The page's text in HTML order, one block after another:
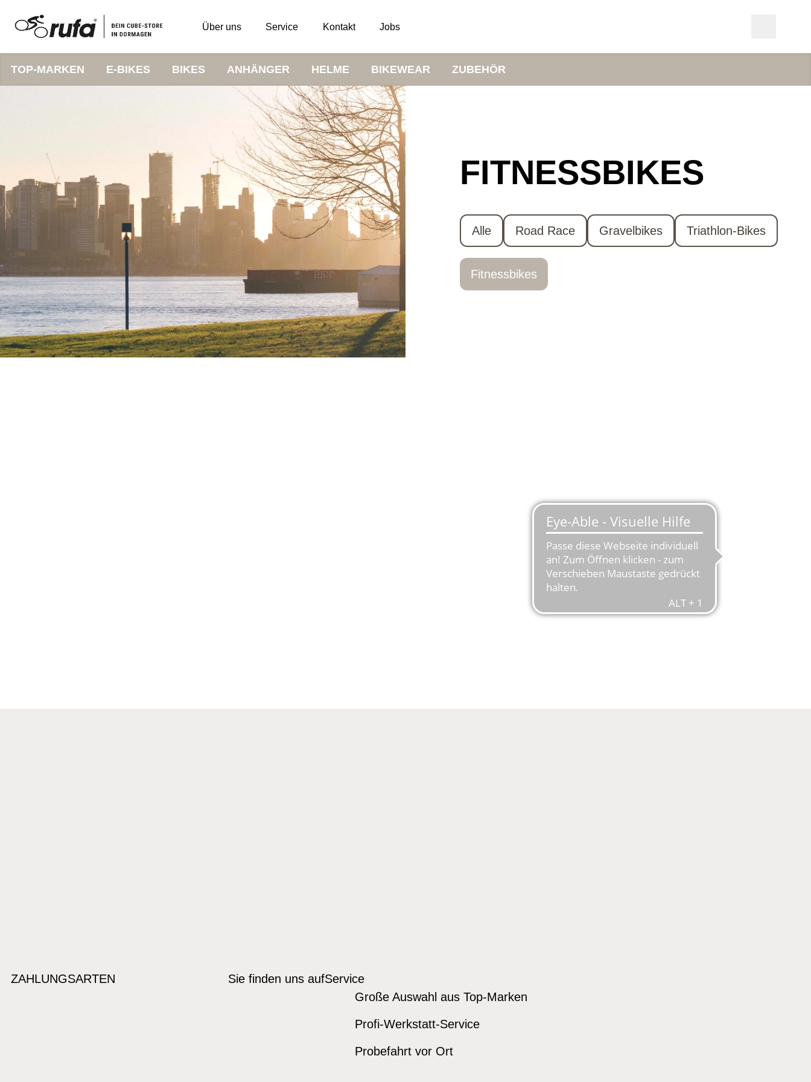
Über uns Service Kontakt Jobs
TOP-MARKEN E-BIKES BIKES ANHÄNGER HELME BIKEWEAR ZUBEHÖR
FITNESSBIKES
Alle Road Race Gravelbikes Triathlon-Bikes
Fitnessbikes
ZAHLUNGSARTEN Sie finden uns aufService
Große Auswahl aus Top-Marken
Profi-Werkstatt-Service
Probefahrt vor Ort